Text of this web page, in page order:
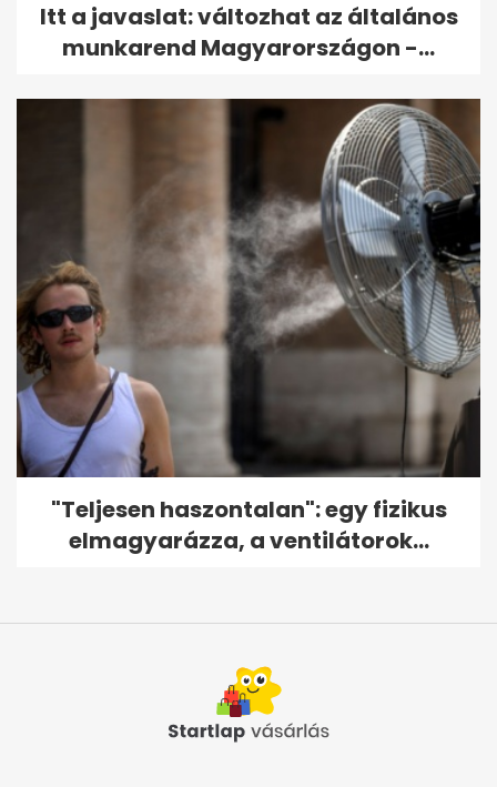
Itt a javaslat: változhat az általános
munkarend Magyarországon -...
"Teljesen haszontalan": egy fizikus
elmagyarázza, a ventilátorok...